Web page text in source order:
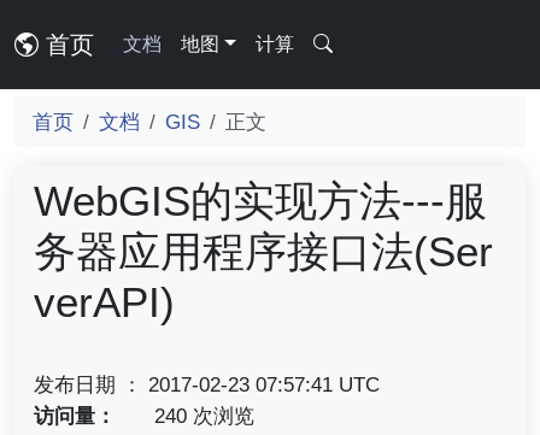
首页 文档 地图 计算
首页 文档 GIS 正文
WebGIS的实现方法---服
务器应用程序接口法(Ser
verAPI)
发布日期 ： 2017-02-23 07:57:41 UTC
访问量：
240 次浏览